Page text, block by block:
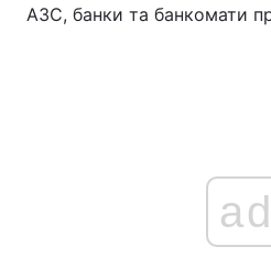
АЗС, банки та банкомати
ad